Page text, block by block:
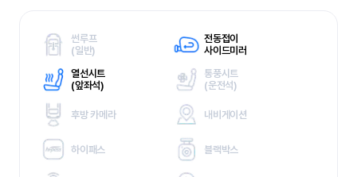
썬루프
(일반)
전동접이
사이드미러
열선시트
(앞좌석)
통풍시트
(운전석)
후방 카메라 내비게이션
하이패스 블랙박스